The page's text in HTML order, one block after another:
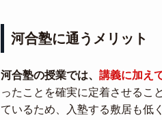
河合塾に通うメリット
河合塾の授業では、 講義に加え
ったことを確実に定着させるこ
ているため、入塾する敷居も低